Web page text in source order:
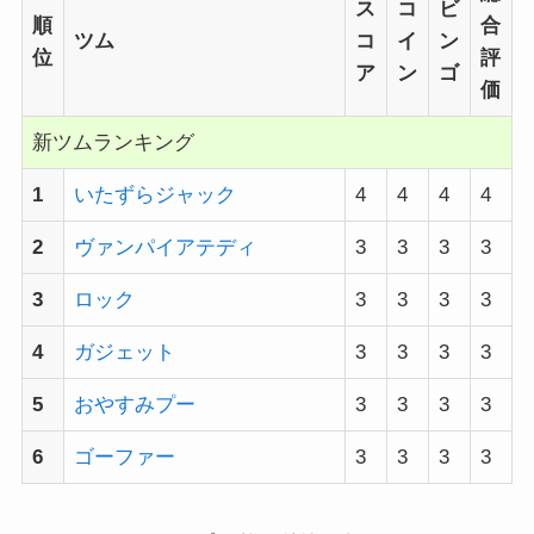
順
位
ツム
ス
コ
ア
コ
イ
ン
ビ
ン
ゴ
合
評
価
新ツムランキング
1 いたずらジャック 4 4 4 4
2 ヴァンパイアテディ 3 3 3 3
3 ロック 3 3 3 3
4 ガジェット 3 3 3 3
5 おやすみプー 3 3 3 3
6 ゴーファー 3 3 3 3